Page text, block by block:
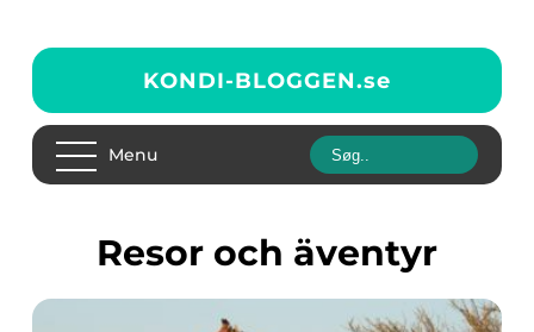
KONDI-BLOGGEN.se
Menu
Resor och äventyr